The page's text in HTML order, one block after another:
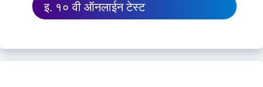
इ. १० वी ऑनलाईन टेस्ट